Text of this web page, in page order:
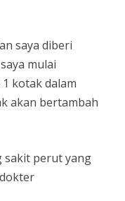
saya diberi
mulai
kotak dalam
akan bertambah
sakit perut yang